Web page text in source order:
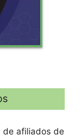
de afiliados de